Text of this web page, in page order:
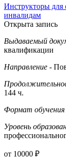
Инструкторы для
инвалидам
Открыта запись
Выдаваемый
квалификации
Направление -
144 ч.
Формат обучения
Уровень
от 10000 ₽